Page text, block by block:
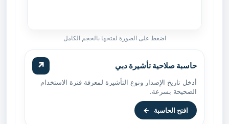
اضغط على الصورة لفتحها بالحجم الكامل
حاسبة صلاحية تأشيرة دبي ↗
أدخل تاريخ الإصدار ونوع التأشيرة لمعرفة فترة الاستخدام
الصحيحة بسرعة.
افتح الحاسبة ←